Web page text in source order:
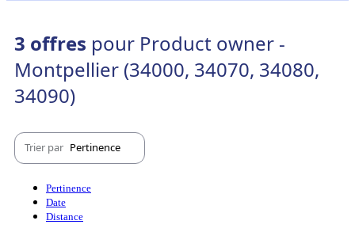
3 offres pour Product owner -
Montpellier (34000, 34070, 34080,
34090)
Trier par Pertinence
Pertinence
Date
Distance